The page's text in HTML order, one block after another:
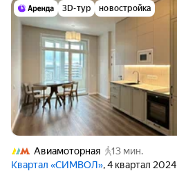
3D-тур новостройка
Авиамоторная
13 мин.
Квартал «СИМВОЛ», 4 квартал 2024